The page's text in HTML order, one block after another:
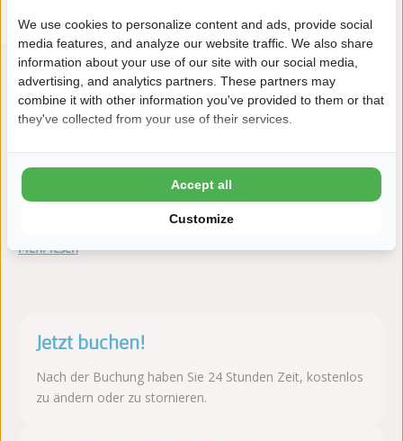
Bewertung aus 27 Gästebewertungen
Über den Campingplatz
Camping & Villapark De Paardekreek liegt in Kortgene
(Zeeland), direkt am Veerse Meer. Der Park kombiniert
Wassersportmöglichkeiten mit einer familienfreundlichen
Atmosphäre und vielen Einrichtungen.
Mehr lesen
Jetzt buchen!
Nach der Buchung haben Sie 24 Stunden Zeit, kostenlos
zu ändern oder zu stornieren.
We use cookies to personalize content and ads, provide social
media features, and analyze our website traffic. We also share
information about your use of our site with our social media,
advertising, and analytics partners. These partners may
combine it with other information you've provided to them or that
they've collected from your use of their services.
Customize
Accept all